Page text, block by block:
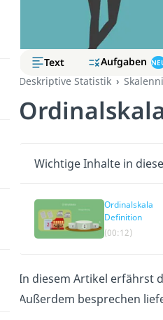
Text Aufgaben
Deskriptive Statistik
Wichtige Inhalte in
Ordinalskala
Definition
(00:12)
In diesem Artikel erfährst
Außerdem besprechen